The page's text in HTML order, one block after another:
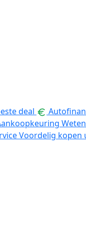
deal
Voordelig kopen